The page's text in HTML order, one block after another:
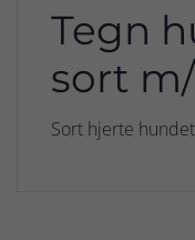
Tegn
sort
Sort hjerte